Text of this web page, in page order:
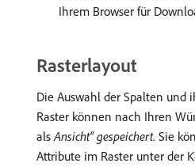
Ihrem Browser für
Rasterlayout
Die Auswahl der Spalten und
Raster können nach Ihren
alsAnsicht“ gespeichert. Sie
Attribute im Raster unter der